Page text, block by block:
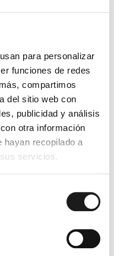
para personalizar
funciones de redes
compartimos
del sitio web con
publicidad y análisis
otra información
hayan recopilado a
servicios.
madresmanipulan a
el bienestar
propios miedos y
este comportamiento,
la custodia de tus
considerable.
los pilares
enseñarles a
para criar a tu